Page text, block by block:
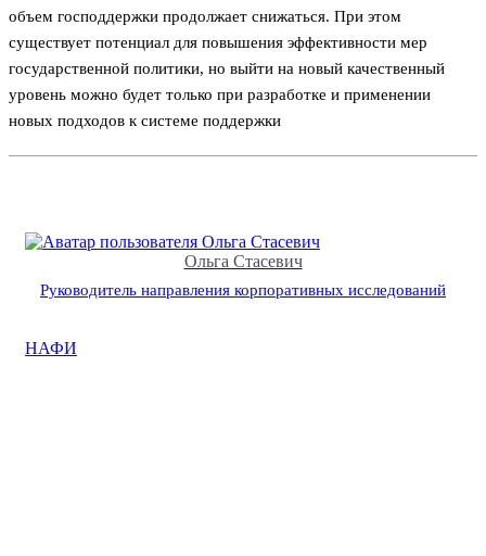
объем господдержки продолжает снижаться. При этом
существует потенциал для повышения эффективности мер
государственной политики, но выйти на новый качественный
уровень можно будет только при разработке и применении
новых подходов к системе поддержки
Ольга Стасевич
Руководитель направления корпоративных исследований
НАФИ